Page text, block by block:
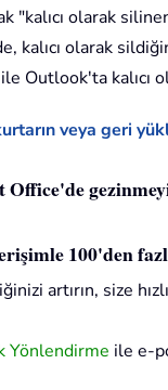
"kalıcı olarak
olarak
Outlook'ta
veya geri
100'den
artırın, size
Yönlendirme ile e-